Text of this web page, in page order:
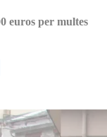
euros per multes